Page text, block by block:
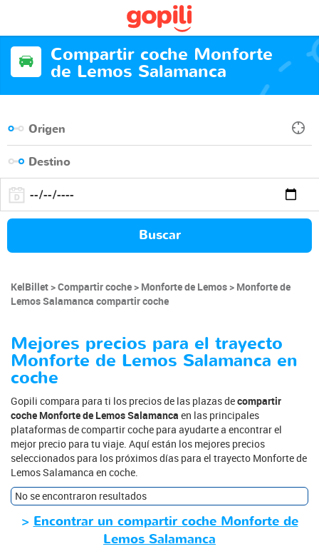
Compartir coche Monforte
de Lemos Salamanca
Buscar
KelBillet Compartir coche Monforte de Lemos
Monforte de
Lemos Salamanca compartir coche
Mejores precios para el trayecto
Monforte de Lemos Salamanca en
coche
Gopili compara para ti los precios de las plazas decompartir
coche Monforte de Lemos Salamanca en las principales
plataformas de compartir coche para ayudarte a encontrar el
mejor precio para tu viaje. Aquí están los mejores precios
seleccionados para los próximos días para el trayecto Monforte de
Lemos Salamanca en coche.
No se encontraron resultados
>Encontrar un compartir coche Monforte de
Lemos Salamanca